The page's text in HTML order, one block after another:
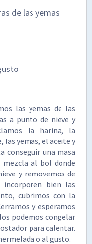
de las yemas
las yemas de las
a punto de nieve y
la harina, la
las yemas, el aceite y
conseguir una masa
mezcla al bol donde
y removemos de
incorporen bien las
cubrimos con la
y esperamos
podemos congelar
para calentar.
o al gusto.